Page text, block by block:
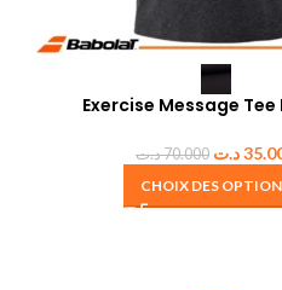
Exercise Message Tee
70.000د.ت د.ت
CHOIX DES